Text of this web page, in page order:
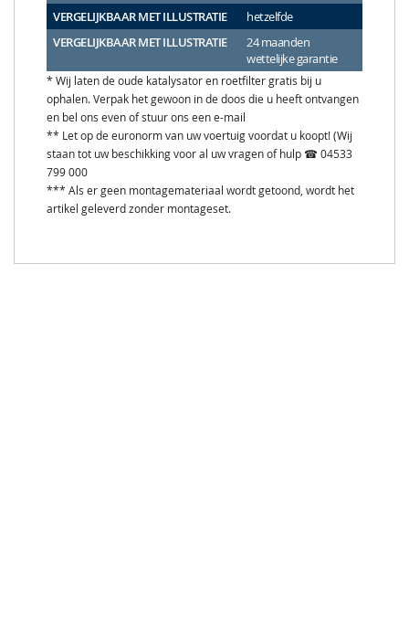
VERGELIJKBAAR MET ILLUSTRATIE
hetzelfde
VERGELIJKBAAR MET ILLUSTRATIE
24 maanden
wettelijke garantie
* Wij laten de oude katalysator en roetfilter gratis bij u
ophalen. Verpak het gewoon in de doos die u heeft ontvangen
en bel ons even of stuur ons een e-mail
** Let op de euronorm van uw voertuig voordat u koopt! (Wij
staan tot uw beschikking voor al uw vragen of hulp ☎ 04533
799 000
*** Als er geen montagemateriaal wordt getoond, wordt het
artikel geleverd zonder montageset.